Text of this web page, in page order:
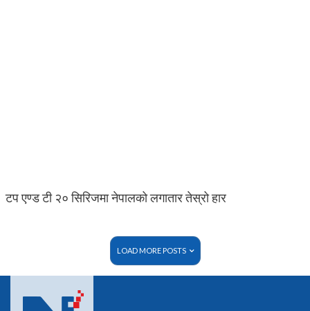
टप एण्ड टी २० सिरिजमा नेपालको लगातार तेस्रो हार
LOAD MORE POSTS